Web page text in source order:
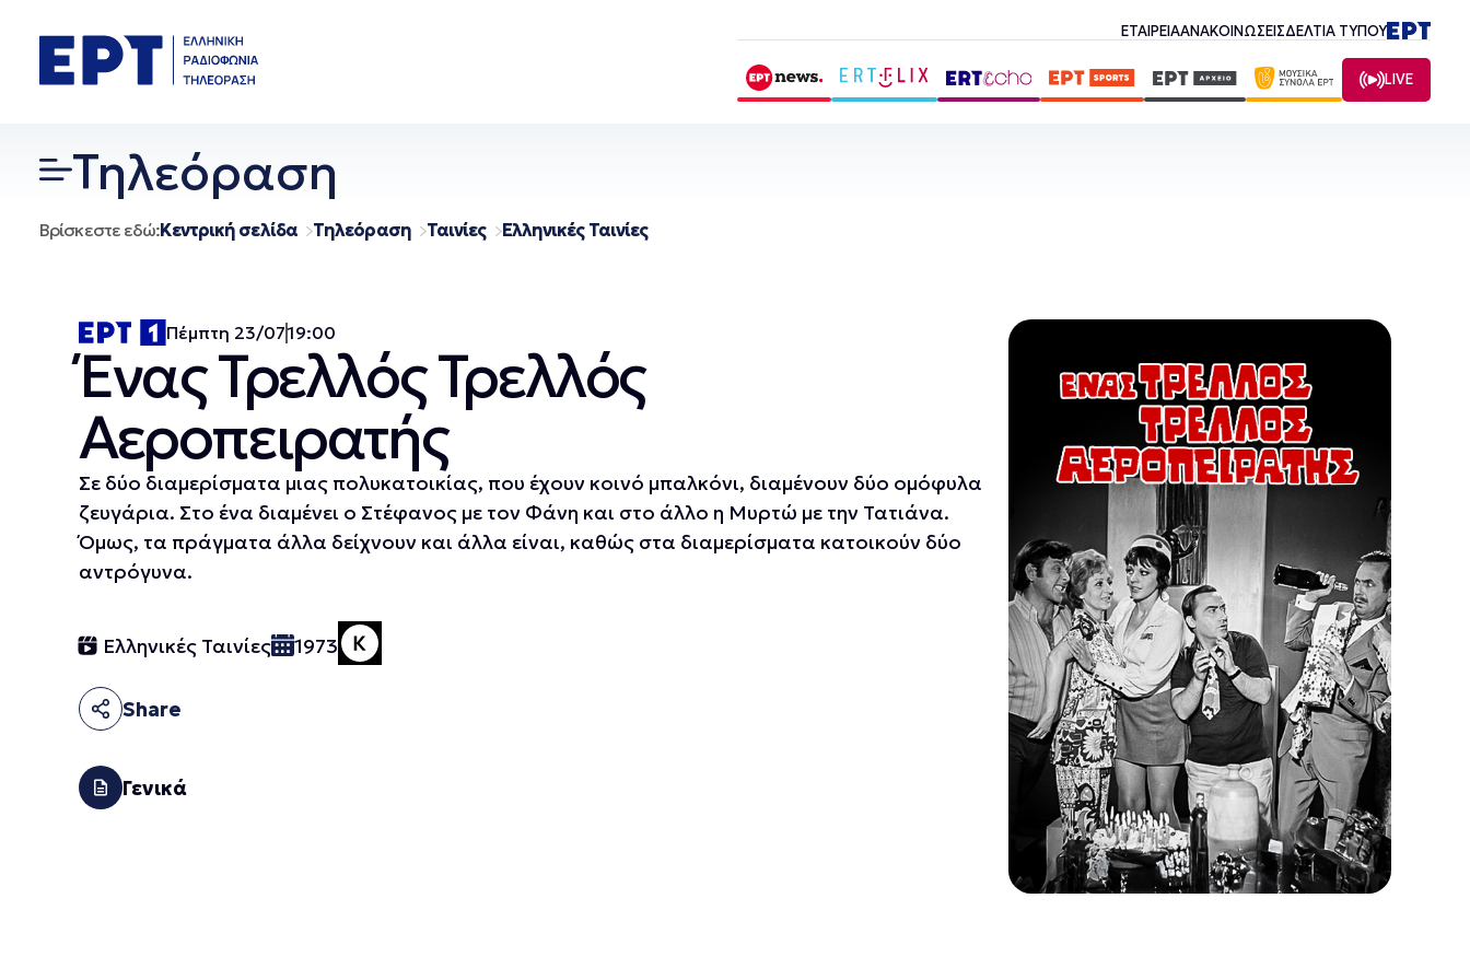
περιεχόμενο
ΕΤΑΙΡΕΙΑΑΝΑΚΟΙΝΩΣΕΙΣΔΕΛΤΙΑ ΤΥΠΟΥ
LIVE
Τηλεόραση
Βρίσκεστε εδώ:Κεντρική σελίδα Τηλεόραση Ταινίες Ελληνικές Ταινίες
Πέμπτη 23/0719:00
Ένας Τρελλός Τρελλός
Αεροπειρατής
Σε δύο διαμερίσματα μιας πολυκατοικίας, που έχουν κοινό μπαλκόνι, διαμένουν δύο ομόφυλα
ζευγάρια. Στο ένα διαμένει ο Στέφανος με τον Φάνη και στο άλλο η Μυρτώ με την Τατιάνα.
Όμως, τα πράγματα άλλα δείχνουν και άλλα είναι, καθώς στα διαμερίσματα κατοικούν δύο
αντρόγυνα.
Ελληνικές Ταινίες 1973
Share
Γενικά